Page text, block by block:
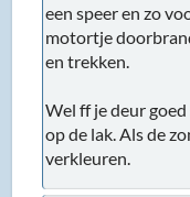
een speer en zo
motortje
en trekken.
Wel ff je deur
op de lak. Als de
verkleuren.